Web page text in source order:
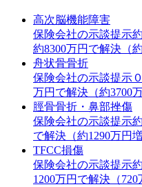
高次脳機能障害
保険会社の示談提示
約8300万円で解決（
舟状骨骨折
保険会社の示談提示
万円で解決（約3700
脛骨骨折・鼻部挫傷
保険会社の示談提示
で解決（約1290万円
TFCC損傷
保険会社の示談提示
1200万円で解決（720